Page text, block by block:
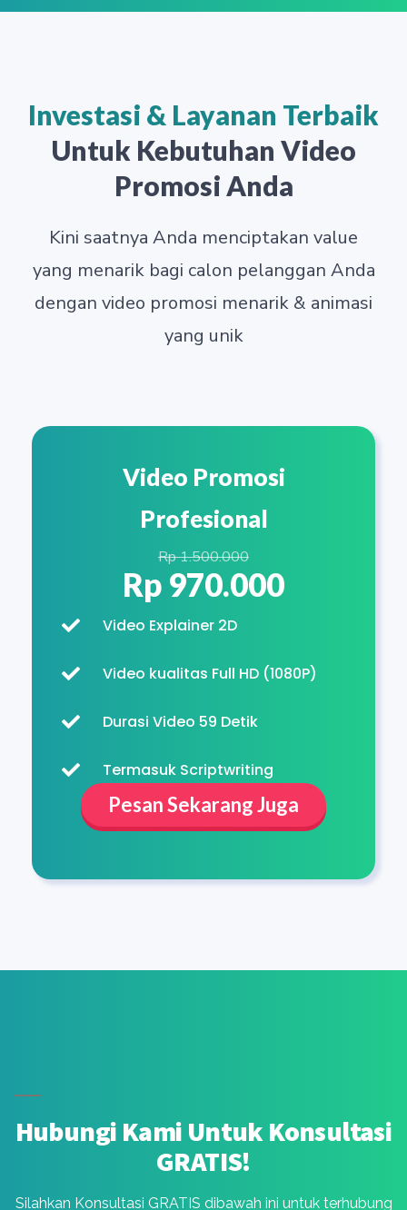
Investasi & Layanan Terbaik
Untuk Kebutuhan Video
Promosi Anda
Kini saatnya Anda menciptakan value
yang menarik bagi calon pelanggan Anda
dengan video promosi menarik & animasi
yang unik
Video Promosi
Profesional
Rp 1.500.000
Rp 970.000
Video Explainer 2D
Video kualitas Full HD (1080P)
Durasi Video 59 Detik
Termasuk Scriptwriting
Pesan Sekarang Juga
Hubungi Kami Untuk Konsultasi
GRATIS!
Silahkan Konsultasi GRATIS dibawah ini untuk terhubung